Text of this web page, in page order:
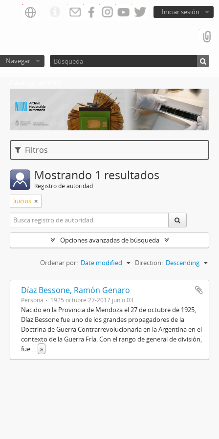
Iniciar sesión
Navegar
Filtros
Mostrando 1 resultados
Registro de autoridad
Juicios
Opciones avanzadas de búsqueda
Ordenar por: Date modified Direction: Descending
Díaz Bessone, Ramón Genaro
Persona 1925 octubre 27-2017 junio 03
Nacido en la Provincia de Mendoza el 27 de octubre de 1925,
Díaz Bessone fue uno de los grandes propagadores de la
Doctrina de Guerra Contrarrevolucionaria en la Argentina en el
contexto de la Guerra Fría. Con el rango de general de división,
fue ... »